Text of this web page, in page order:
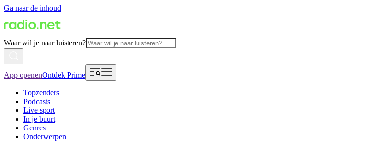
Ga naar de inhoud
Waar wil je naar luisteren?
App openenOntdek Prime
Topzenders
Podcasts
Live sport
In je buurt
Genres
Onderwerpen